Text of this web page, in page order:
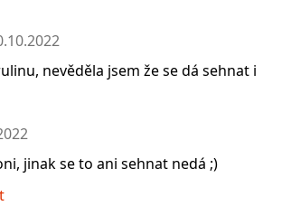
nevěděla jsem že se dá sehnat i
jinak se to ani sehnat nedá ;)